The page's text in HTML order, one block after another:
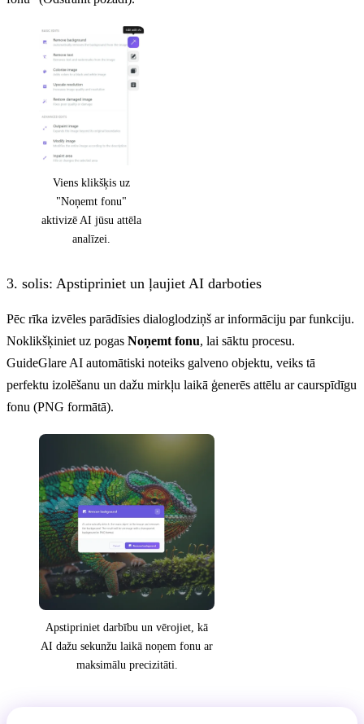
Viens klikšķis uz
"Noņemt fonu"
aktivizē AI jūsu attēla
analīzei.
3. solis: Apstipriniet un ļaujiet AI darboties
Pēc rīka izvēles parādīsies dialoglodziņš ar informāciju par funkciju.
Noklikšķiniet uz pogas Noņemt fonu, lai sāktu procesu.
GuideGlare AI automātiski noteiks galveno objektu, veiks tā
perfektu izolēšanu un dažu mirkļu laikā ģenerēs attēlu ar caurspīdīgu
fonu (PNG formātā).
Apstipriniet darbību un vērojiet, kā
AI dažu sekunžu laikā noņem fonu ar
maksimālu precizitāti.